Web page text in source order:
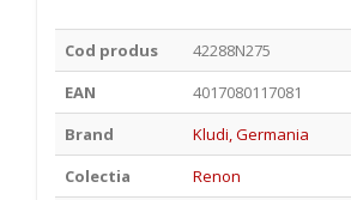
Cod produs
42288N275
EAN
4017080117081
Brand
Kludi, Germania
Colectia
Renon